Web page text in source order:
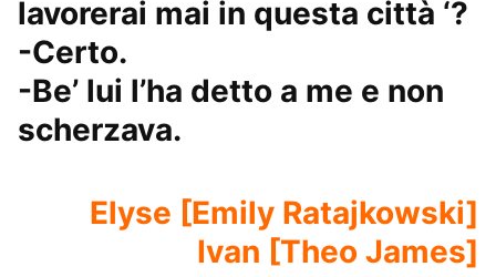
lavorerai mai in questa città ‘?
-Certo.
-Be’ lui l’ha detto a me e non
scherzava.
Elyse [Emily Ratajkowski]
Ivan [Theo James]